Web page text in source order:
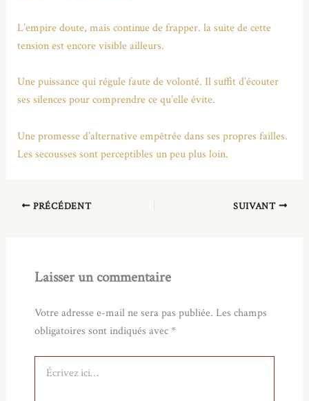
L’empire doute, mais continue de frapper. la suite de cette
tension est encore visible ailleurs.
Une puissance qui régule faute de volonté. Il suffit d’écouter
ses silences pour comprendre ce qu’elle évite.
Une promesse d’alternative empêtrée dans ses propres failles.
Les secousses sont perceptibles un peu plus loin.
PRÉCÉDENT SUIVANT
Laisser un commentaire
Votre adresse e-mail ne sera pas publiée. Les champs
obligatoires sont indiqués avec*
ici…